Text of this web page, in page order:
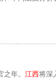
年。 江西将深